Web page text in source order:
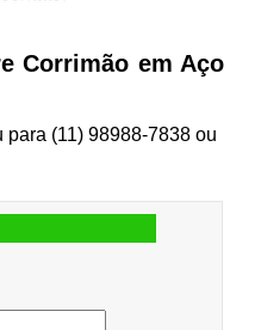
Corrimão em Aço
para (11) 98988-7838ou